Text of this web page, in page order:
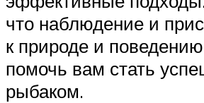
что наблюдение и
к природе и
помочь вам стать
рыбаком.